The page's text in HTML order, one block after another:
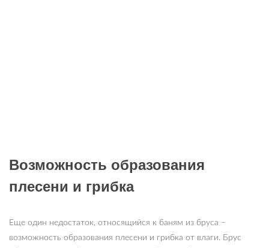
Возможность образования
плесени и грибка
Еще один недостаток, относящийся к баням из бруса –
возможность образования плесени и грибка от влаги. Брус